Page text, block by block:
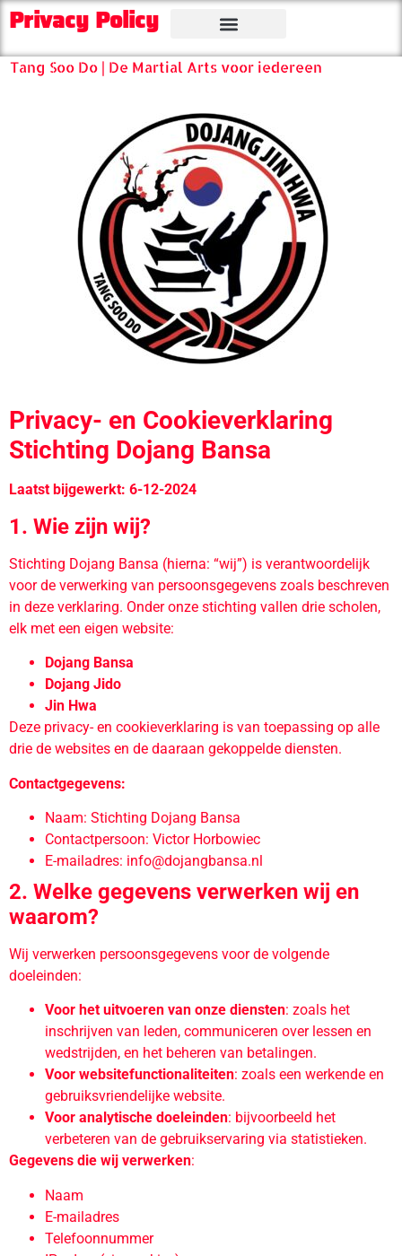
Privacy Policy
Tang Soo Do | De Martial Arts voor iedereen
Privacy- en Cookieverklaring
Stichting Dojang Bansa
Laatst bijgewerkt: 6-12-2024
1. Wie zijn wij?
Stichting Dojang Bansa (hierna: “wij”) is verantwoordelijk
voor de verwerking van persoonsgegevens zoals beschreven
in deze verklaring. Onder onze stichting vallen drie scholen,
elk met een eigen website:
Dojang Bansa
Dojang Jido
Jin Hwa
Deze privacy- en cookieverklaring is van toepassing op alle
drie de websites en de daaraan gekoppelde diensten.
Contactgegevens:
Naam: Stichting Dojang Bansa
Contactpersoon: Victor Horbowiec
E-mailadres: info@dojangbansa.nl
2. Welke gegevens verwerken wij en
waarom?
Wij verwerken persoonsgegevens voor de volgende
doeleinden:
Voor het uitvoeren van onze diensten: zoals het
inschrijven van leden, communiceren over lessen en
wedstrijden, en het beheren van betalingen.
Voor websitefunctionaliteiten: zoals een werkende en
gebruiksvriendelijke website.
Voor analytische doeleinden: bijvoorbeeld het
verbeteren van de gebruikservaring via statistieken.
Gegevens die wij verwerken:
Naam
E-mailadres
Telefoonnummer